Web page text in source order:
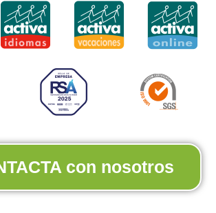
con nosotros